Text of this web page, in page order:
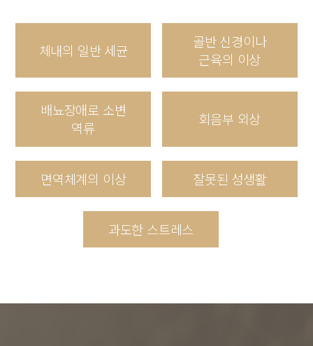
체내의 일반 세균
골반 신경이나
근육의 이상
배뇨장애로 소변
역류
회음부 외상
면역체계의 이상 잘못된 성생활
과도한 스트레스